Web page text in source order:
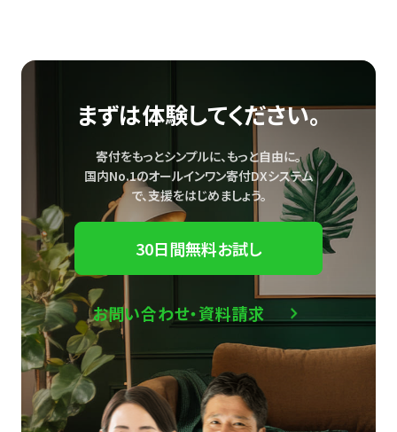
まずは体験してください。
寄付をもっとシンプルに、もっと自由に。
国内No.1のオールインワン寄付DXシステム
で、支援をはじめましょう。
30日間無料お試し
お問い合わせ・資料請求